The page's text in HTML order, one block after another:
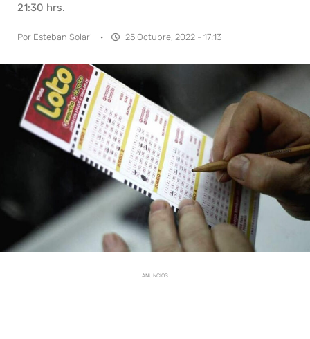
21:30 hrs.
Por Esteban Solari · 25 Octubre, 2022 - 17:13
ANUNCIOS